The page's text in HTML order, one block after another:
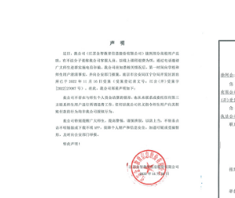
市场动态
支持与服务
关于金智
联系我们